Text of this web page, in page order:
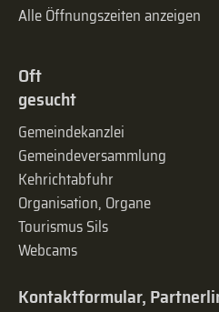
Alle Öffnungszeiten anzeigen
Oft
gesucht
Gemeindekanzlei
Gemeinde­versammlung
Kehrichtabfuhr
Organisation, Organe
Tourismus Sils
Webcams
Kontaktformular,